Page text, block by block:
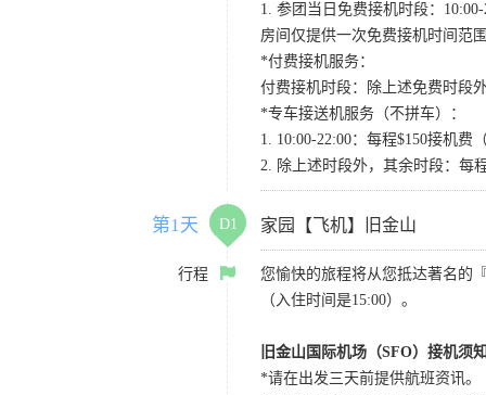
1. 参团当日免费接机时段：
房间仅提供一次免费接机时间范
*付费接机服务：
付费接机时段：除上述免费时段
*专车接送机服务（不拼车）：
1. 10:00-22:00：每程$150接机
2. 除上述时段外，其余时段：每
第1天 D1 家园【飞机】旧金山
行程
您愉快的旅程将从您抵达著名的
（入住时间是15:00）。
旧金山国际机场（SFO）接机须
*请在出发三天前提供航班资讯。